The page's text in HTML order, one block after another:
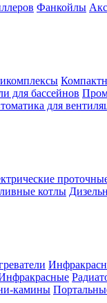
Фанкойлы
для бассейнов
для
котлы
камины